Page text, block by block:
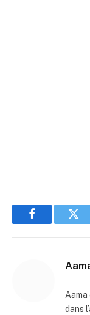
Facebook
dans